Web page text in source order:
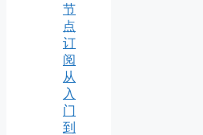
节
点
订
阅
从
入
门
到